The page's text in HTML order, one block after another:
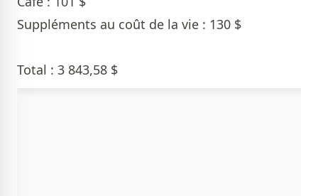
Suppléments au coût de la vie : 130 $
Total : 3 843,58 $